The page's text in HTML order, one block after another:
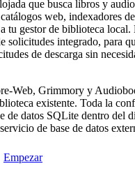
que busca libros y
web, indexadores
tu gestor de biblioteca local.
solicitudes integrado, para
de descarga sin
Web, Grimmory y
existente. Toda la
de datos SQLite dentro del
de base de datos
Empezar